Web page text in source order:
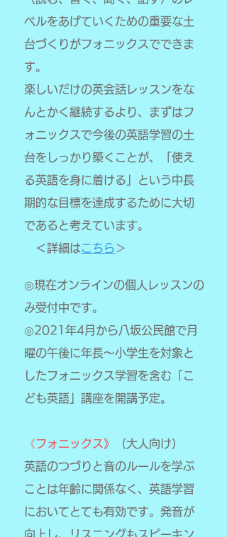
ベルをあげていくための重要な土
台づくりがフォニックスでできま
す。
​楽しいだけの英会話レッスンをな
んとかく継続するより、まずはフ
ォニックスで今後の英語学習の土
台をしっかり築くことが、「使え
る英語を身に着ける」という中長
期的な目標を達成するために大切
であると考えています。
＜詳細はこちら＞
​◎現在オンラインの個人レッスンの
み受付中です。
◎2021年4月から八坂公民館で月
曜の午後に年長～小学生を対象と
したフォニックス学習を含む「こ
ども英語」講座を開講予定。
《フォニックス》
（大人向け）
英語のつづりと音のルールを学ぶ
ことは年齢に関係なく、英語学習
においてとても有効です。発音が
向上し、リスニングもスピーキン